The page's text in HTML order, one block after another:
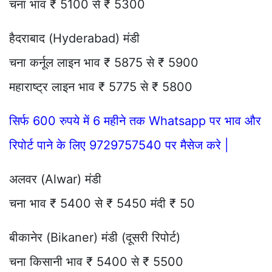
चना भाव ₹ 5100 से ₹ 5300
हैदराबाद (Hyderabad) मंडी
चना कर्नूल लाइन भाव ₹ 5875 से ₹ 5900
महाराष्ट्र लाइन भाव ₹ 5775 से ₹ 5800
सिर्फ 600 रुपये में 6 महीने तक Whatsapp पर भाव और
रिपोर्ट पाने के लिए 9729757540 पर मैसेज करे |
अलवर (Alwar) मंडी
चना भाव ₹ 5400 से ₹ 5450 मंदी ₹ 50
बीकानेर (Bikaner) मंडी (दूसरी रिपोर्ट)
चना किसानी भाव ₹ 5400 से ₹ 5500